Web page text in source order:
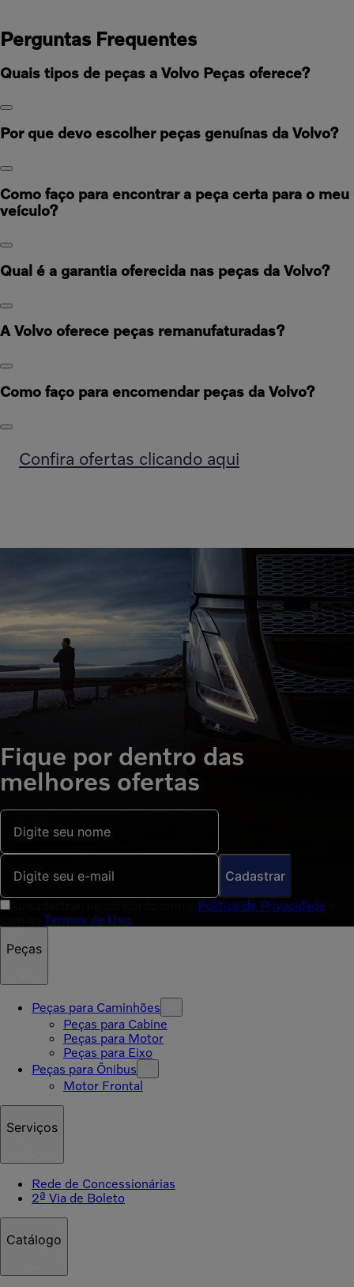
Perguntas Frequentes
Quais tipos de peças a Volvo Peças oferece?
Por que devo escolher peças genuínas da Volvo?
Como faço para encontrar a peça certa para o meu
veículo?
Qual é a garantia oferecida nas peças da Volvo?
A Volvo oferece peças remanufaturadas?
Como faço para encomendar peças da Volvo?
Confira ofertas clicando aqui
Fique por dentro das
melhores ofertas
Cadastrar
Política de Privacidade
Termos de Uso
Peças
Peças para Caminhões
Peças para Cabine
Peças para Motor
Peças para Eixo
Peças para Ônibus
Motor Frontal
Serviços
Rede de Concessionárias
2ª Via de Boleto
Catálogo